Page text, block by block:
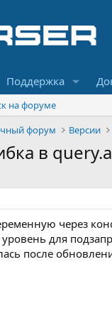
Поддержка
на форуме
форум Версии
в
через
для
после